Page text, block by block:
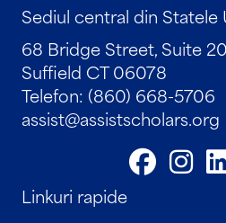
Sediul central din Statele
68 Bridge Street, Suite
Suffield CT 06078
Telefon: (860) 668-5706
assist@assistscholars.org
Linkuri rapide